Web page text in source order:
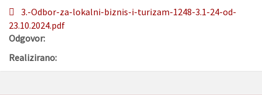
3.-Odbor-za-lokalni-biznis-i-turizam-1248-3.1-24-od-
23.10.2024.pdf
Odgovor:
Realizirano: